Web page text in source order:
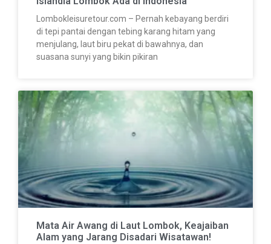
Lombokleisuretour.com – Pernah kebayang berdiri
di tepi pantai dengan tebing karang hitam yang
menjulang, laut biru pekat di bawahnya, dan
suasana sunyi yang bikin pikiran
Mata Air Awang di Laut Lombok, Keajaiban
Alam yang Jarang Disadari Wisatawan!